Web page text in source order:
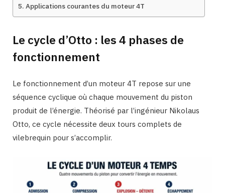
Applications courantes du moteur 4T
Le cycle d’Otto : les 4 phases de
fonctionnement
Le fonctionnement d’un moteur 4T repose sur une
séquence cyclique où chaque mouvement du piston
produit de l’énergie. Théorisé par l’ingénieur Nikolaus
Otto, ce cycle nécessite deux tours complets de
vilebrequin pour s’accomplir.